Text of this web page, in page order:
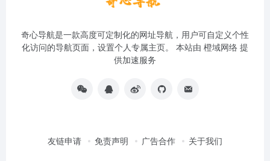
奇心导航是一款高度可定制化的网址导航，用户可自定义个性
化访问的导航页面，设置个人专属主页。 本站由 橙域网络 提
供加速服务
友链申请 免责声明 广告合作 关于我们